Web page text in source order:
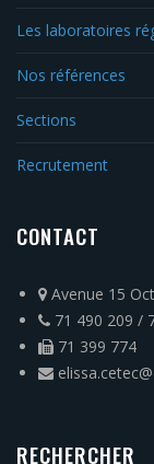
Les laboratoires
Nos références
Sections
Recrutement
CONTACT
Avenue 15
71 490 209 /
71 399 774
RECHERCHER